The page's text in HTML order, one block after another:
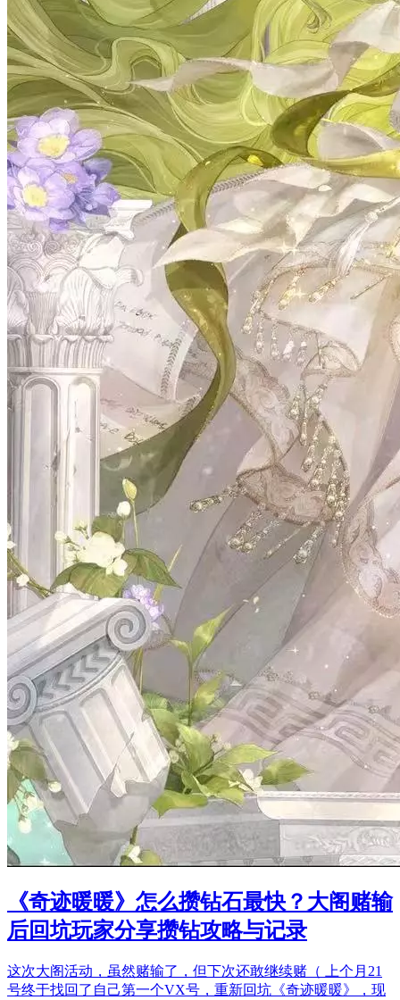
《奇迹暖暖》怎么攒钻石最快？大阁赌输
后回坑玩家分享攒钻攻略与记录
这次大阁活动，虽然赌输了，但下次还敢继续赌（ 上个月21
号终于找回了自己第一个VX号，重新回坑《奇迹暖暖》，现